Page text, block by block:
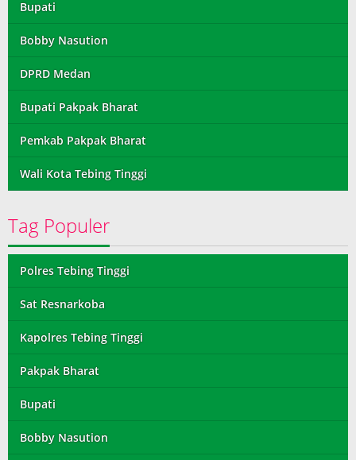
Bupati
Bobby Nasution
DPRD Medan
Bupati Pakpak Bharat
Pemkab Pakpak Bharat
Wali Kota Tebing Tinggi
Tag Populer
Polres Tebing Tinggi
Sat Resnarkoba
Kapolres Tebing Tinggi
Pakpak Bharat
Bupati
Bobby Nasution